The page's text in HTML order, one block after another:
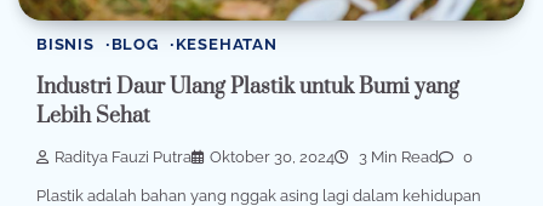
BISNIS BLOG KESEHATAN
Industri Daur Ulang Plastik untuk Bumi yang
Lebih Sehat
Raditya Fauzi Putra Oktober 30, 2024 3 Min Read 0
Plastik adalah bahan yang nggak asing lagi dalam kehidupan